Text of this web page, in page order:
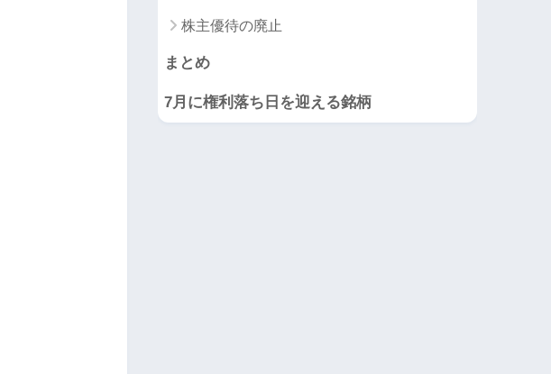
株主優待の廃止
まとめ
7月に権利落ち日を迎える銘柄